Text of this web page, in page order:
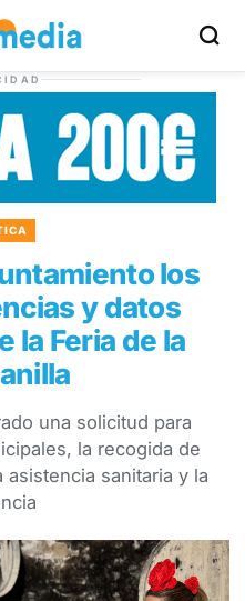
los
y datos
la Feria de la
una solicitud para
la recogida de
sanitaria y la